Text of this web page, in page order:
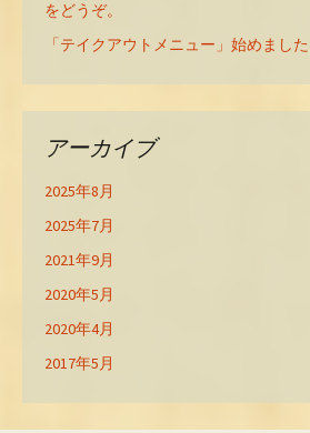
をどうぞ。
「テイクアウトメニュー」始めました
アーカイブ
2025年8月
2025年7月
2021年9月
2020年5月
2020年4月
2017年5月